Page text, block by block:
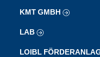
KMT GMBH
LAB
LOIBL